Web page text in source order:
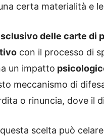
certa materialità e
delle carte di
con il processo di
un impatto
meccanismo di
o rinuncia, dove il
scelta può